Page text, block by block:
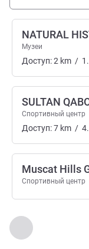
Назад -
Страница ,
NATURAL
Музеи
Доступ:2 km /
SULTAN
Спортивный центр
Доступ:7 km /
Muscat Hills
Спортивный центр